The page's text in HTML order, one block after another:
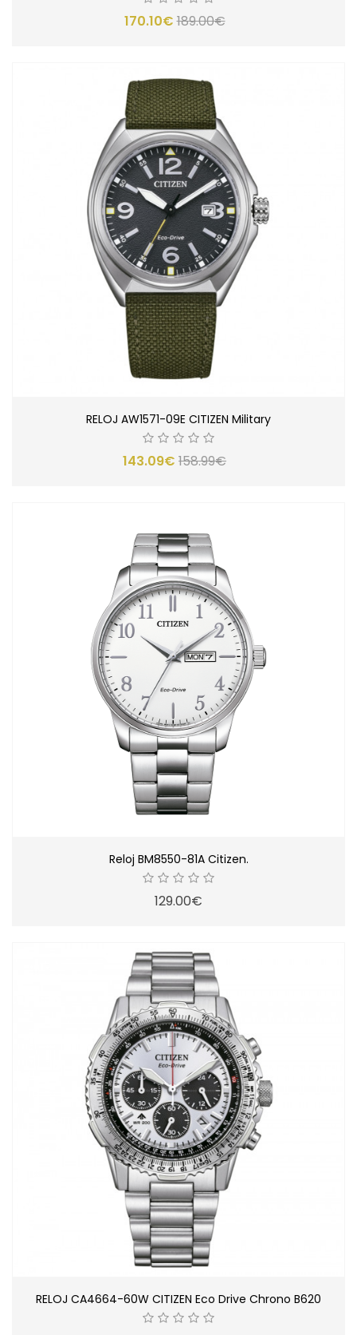
170.10€189.00€
RELOJ AW1571-09E CITIZEN Military
143.09€ 158.99€
Reloj BM8550-81A Citizen.
129.00€
RELOJ CA4664-60W CITIZEN Eco Drive Chrono B620